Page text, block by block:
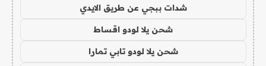
شدات ببجي عن طريق الايدي
شحن يلا لودو اقساط
شحن يلا لودو تابي تمارا